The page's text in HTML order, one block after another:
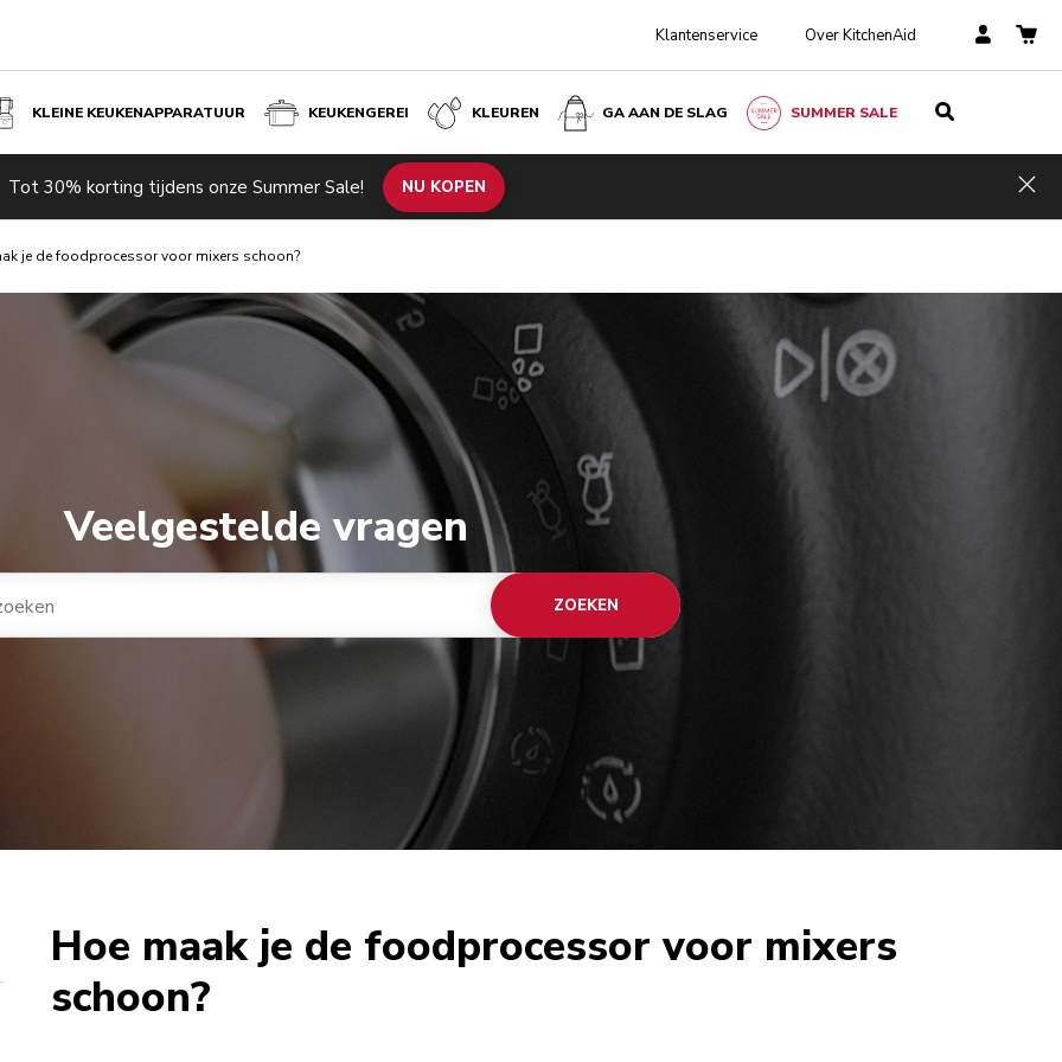
Klantenservice Over KitchenAid
KLEINE KEUKENAPPARATUUR KEUKENGEREI KLEUREN GA AAN DE SLAG SUMMER SALE
Tot 30% korting tijdens onze Summer Sale! NU KOPEN
je de foodprocessor voor mixers schoon?
Veelgestelde vragen
ZOEKEN
Hoe maak je de foodprocessor voor mixers
schoon?